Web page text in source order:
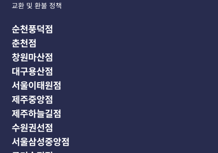
교환 및 환불 정책
순천풍덕점
춘천점
창원마산점
대구용산점
서울이태원점
제주중앙점
제주하늘길점
수원권선점
서울삼성중앙점